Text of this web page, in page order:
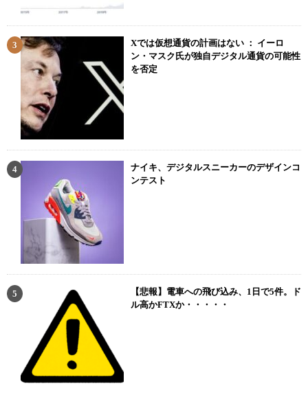
Xでは仮想通貨の計画はない ： イーロ
ン・マスク氏が独自デジタル通貨の可能性
を否定
ナイキ、デジタルスニーカーのデザインコ
ンテスト
【悲報】電車への飛び込み、1日で5件。ド
ル高かFTXか・・・・・